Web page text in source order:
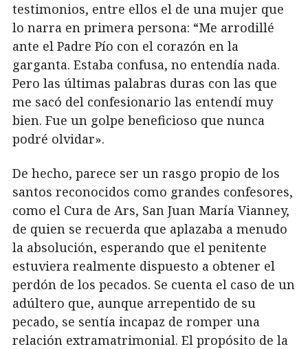
testimonios, entre ellos el de una mujer que
lo narra en primera persona: “Me arrodillé
ante el Padre Pío con el corazón en la
garganta. Estaba confusa, no entendía nada.
Pero las últimas palabras duras con las que
me sacó del confesionario las entendí muy
bien. Fue un golpe beneficioso que nunca
podré olvidar».
De hecho, parece ser un rasgo propio de los
santos reconocidos como grandes confesores,
como el Cura de Ars, San Juan María Vianney,
de quien se recuerda que aplazaba a menudo
la absolución, esperando que el penitente
estuviera realmente dispuesto a obtener el
perdón de los pecados. Se cuenta el caso de un
adúltero que, aunque arrepentido de su
pecado, se sentía incapaz de romper una
relación extramatrimonial. El propósito de la